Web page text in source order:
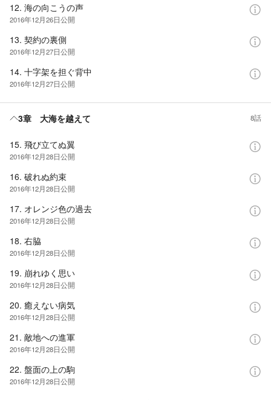
12. 海の向こうの声
2016年12月26日公開
13. 契約の裏側
2016年12月27日公開
14. 十字架を担ぐ背中
2016年12月27日公開
3章 大海を越えて 8話
15. 飛び立てぬ翼
2016年12月28日公開
16. 破れぬ約束
2016年12月28日公開
17. オレンジ色の過去
2016年12月28日公開
18. 右脇
2016年12月28日公開
19. 崩れゆく思い
2016年12月28日公開
20. 癒えない病気
2016年12月28日公開
21. 敵地への進軍
2016年12月28日公開
22. 盤面の上の駒
2016年12月28日公開